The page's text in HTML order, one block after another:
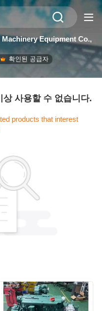
Equipment Co.,
확인된 공급자
사용할 수 없습니다.
products that interest